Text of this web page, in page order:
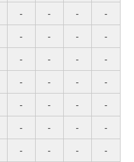
- - -
-
- - - -
- - -
-
- - - -
- - -
-
- - - -
- - -
-
の空室状況は
せください。
ール
掛け
シアター
形式